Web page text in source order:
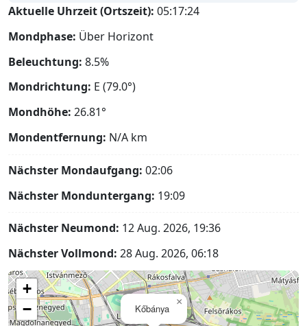
Aktuelle Uhrzeit (Ortszeit): 05:17:25
Mondphase: Über Horizont
Beleuchtung: 8.5%
Mondrichtung: E (79.0°)
Mondhöhe: 26.81°
Mondentfernung: N/A km
Nächster Mondaufgang: 02:06
Nächster Monduntergang: 19:09
Nächster Neumond: 12 Aug. 2026, 19:36
Nächster Vollmond: 28 Aug. 2026, 06:18
Kőbánya
×
+
−